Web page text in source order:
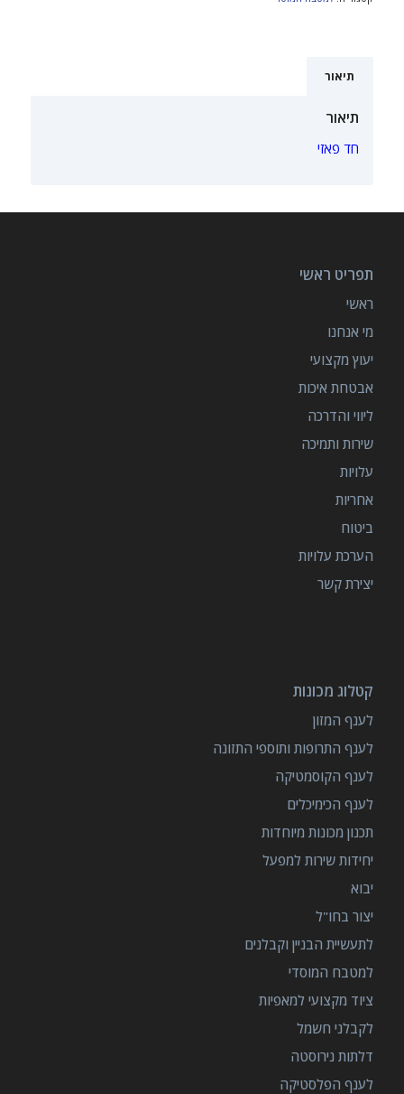
תיאור
תיאור
חד פאזי
תפריט ראשי
ראשי
מי אנחנו
יעוץ מקצועי
אבטחת איכות
ליווי והדרכה
שירות ותמיכה
עלויות
אחריות
ביטוח
הערכת עלויות
יצירת קשר
קטלוג מכונות
לענף המזון
לענף התרופות ותוספי התזונה
לענף הקוסמטיקה
לענף הכימיכלים
תכנון מכונות מיוחדות
יחידות שירות למפעל
יבוא
יצור בחו"ל
לתעשיית הבניין וקבלנים
למטבח המוסדי
ציוד מקצועי למאפיות
לקבלני חשמל
דלתות נירוסטה
לענף הפלסטיקה